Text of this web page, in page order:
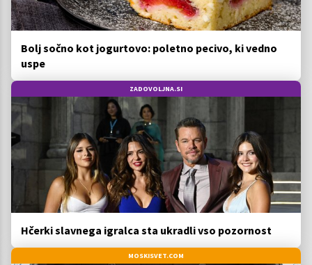
Bolj sočno kot jogurtovo: poletno pecivo, ki vedno
uspe
ZADOVOLJNA.SI
Hčerki slavnega igralca sta ukradli vso pozornost
MOSKISVET.COM